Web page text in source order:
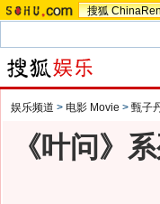
搜狐
娱乐频道 > 电影 Movie > 甄子
《叶问》